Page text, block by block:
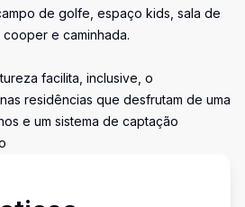
de golfe, espaço kids, sala de
e caminhada.
facilita, inclusive, o
residências que desfrutam de uma
e um sistema de captação